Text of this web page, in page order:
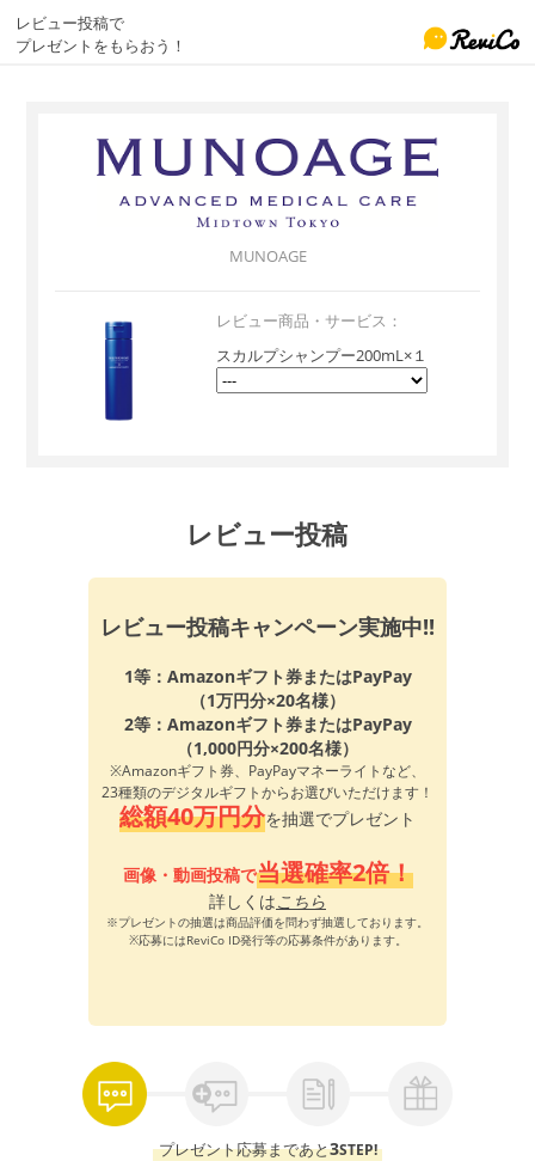
レビュー投稿で
プレゼントをもらおう！
MUNOAGE
レビュー商品・サービス：
スカルプシャンプー200mL×１
レビュー投稿
レビュー投稿キャンペーン実施中!!
1等：Amazonギフト券またはPayPay
（1万円分×20名様）
2等：Amazonギフト券またはPayPay
（1,000円分×200名様）
※Amazonギフト券、PayPayマネーライトなど、
23種類のデジタルギフトからお選びいただけます！
総額40万円分を抽選でプレゼント
画像・動画投稿で当選確率2倍！
詳しくはこちら
※プレゼントの抽選は商品評価を問わず抽選しております。
※応募にはReviCo ID発行等の応募条件があります。
プレゼント応募まであと3STEP!